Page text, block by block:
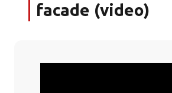
facade (video)